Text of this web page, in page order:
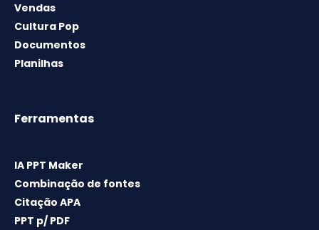
Vendas
Cultura Pop
Documentos
Planilhas
Ferramentas
IA PPT Maker
Combinação de fontes
Citação APA
PPT p/ PDF